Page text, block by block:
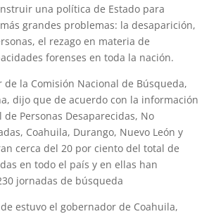
una política de Estado para
grandes problemas: la desaparición,
el rezago en materia de
forenses en toda la nación.
la Comisión Nacional de Búsqueda,
dijo que de acuerdo con la información
Personas Desaparecidas, No
Coahuila, Durango, Nuevo León y
cerca del 20 por ciento del total de
en todo el país y en ellas han
jornadas de búsqueda
estuvo el gobernador de Coahuila,